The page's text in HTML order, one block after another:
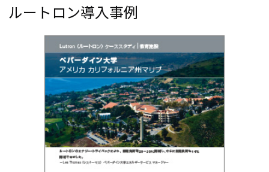
ルートロン導入事例